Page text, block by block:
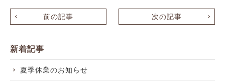
前の記事 次の記事
新着記事
夏季休業のお知らせ